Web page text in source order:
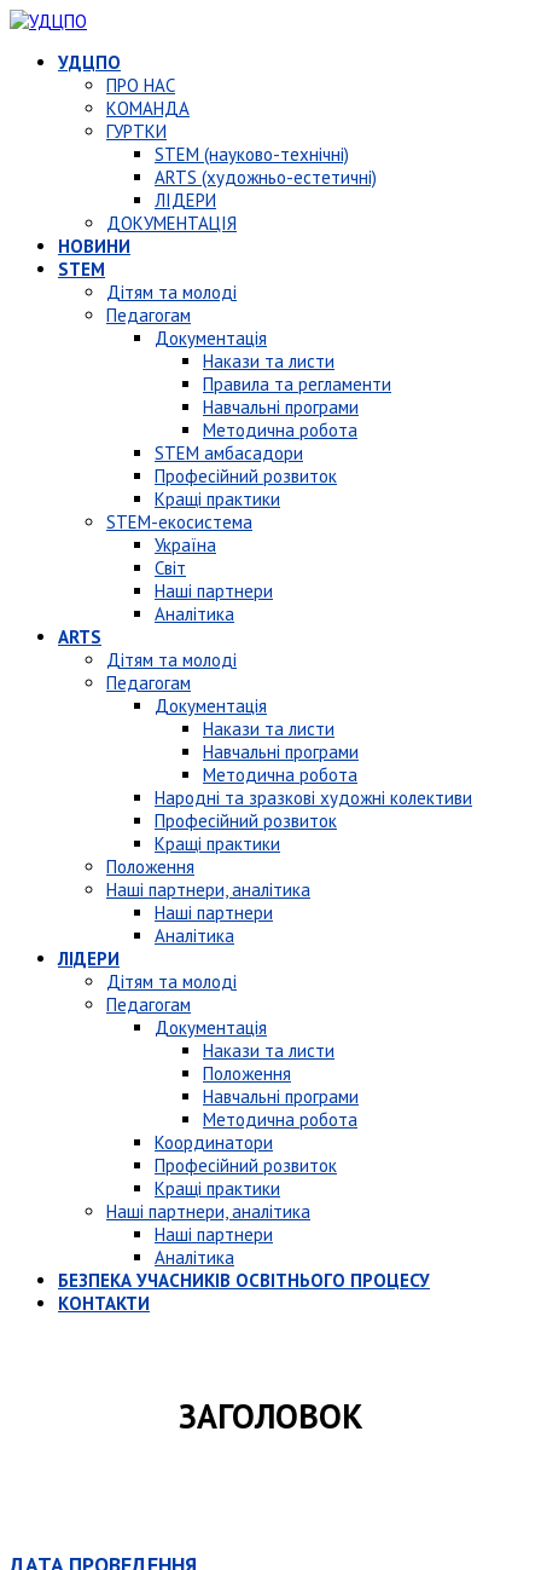
УДЦПО
ПРО НАС
КОМАНДА
ГУРТКИ
STEM (науково-технічні)
ARTS (художньо-естетичні)
ЛІДЕРИ
ДОКУМЕНТАЦІЯ
НОВИНИ
STEM
Дітям та молоді
Педагогам
Документація
Накази та листи
Правила та регламенти
Навчальні програми
Методична робота
STEM амбасадори
Професійний розвиток
Кращі практики
STEM-екосистема
Україна
Світ
Наші партнери
Аналітика
ARTS
Дітям та молоді
Педагогам
Документація
Накази та листи
Навчальні програми
Методична робота
Народні та зразкові художні колективи
Професійний розвиток
Кращі практики
Положення
Наші партнери, аналітика
Наші партнери
Аналітика
ЛІДЕРИ
Дітям та молоді
Педагогам
Документація
Накази та листи
Положення
Навчальні програми
Методична робота
Координатори
Професійний розвиток
Кращі практики
Наші партнери, аналітика
Наші партнери
Аналітика
БЕЗПЕКА УЧАСНИКІВ ОСВІТНЬОГО ПРОЦЕСУ
КОНТАКТИ
ЗАГОЛОВОК
ДАТА ПРОВЕДЕННЯ